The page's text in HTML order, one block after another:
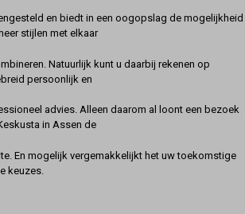
en biedt in een oogopslag de mogelijkheid
stijlen met elkaar
Natuurlijk kunt u daarbij rekenen op
persoonlijk en
advies. Alleen daarom al loont een bezoek
in Assen de
En mogelijk vergemakkelijkt het uw toekomstige
keuzes.